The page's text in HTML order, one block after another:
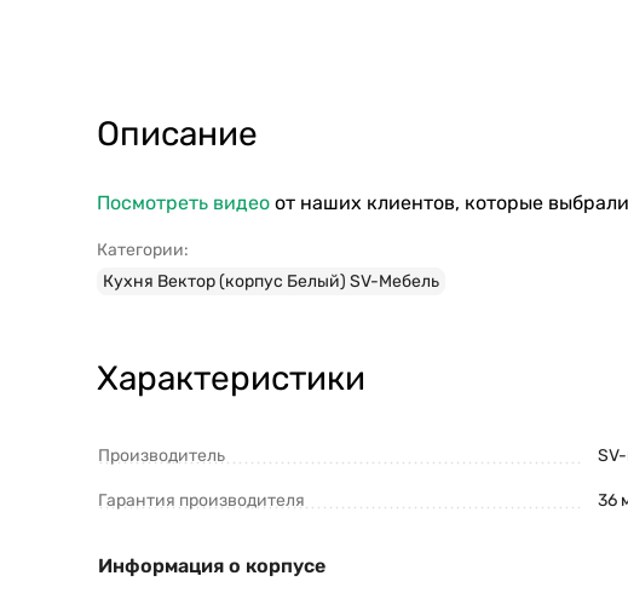
Описание
Посмотреть видео от наших клиентов, которые
Категории:
Кухня Вектор (корпус Белый) SV-Мебель
Характеристики
Производитель
Гарантия производителя 36
Информация о корпусе